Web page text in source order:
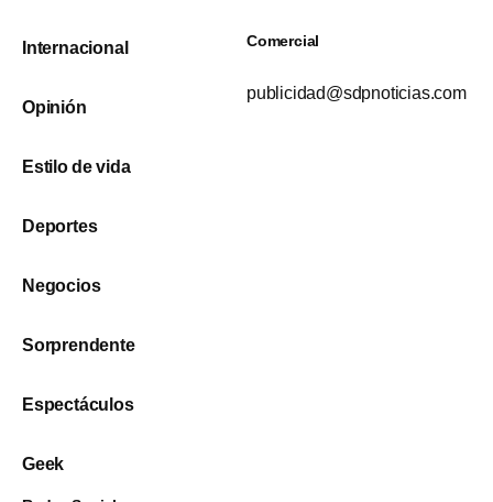
Internacional
Opinión
Estilo de vida
Deportes
Negocios
Sorprendente
Espectáculos
Geek
Comercial
publicidad@sdpnoticias.com